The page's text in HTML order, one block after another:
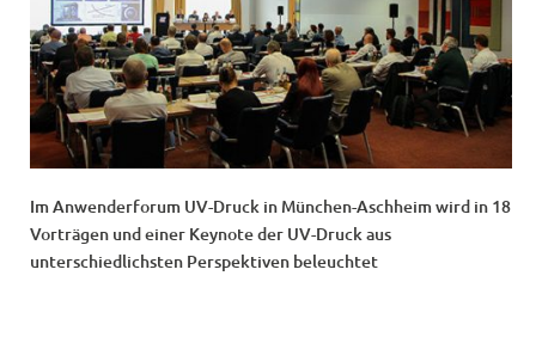
Im Anwenderforum UV-Druck in München-Aschheim wird in 18
Vorträgen und einer Keynote der UV-Druck aus
unterschiedlichsten Perspektiven beleuchtet